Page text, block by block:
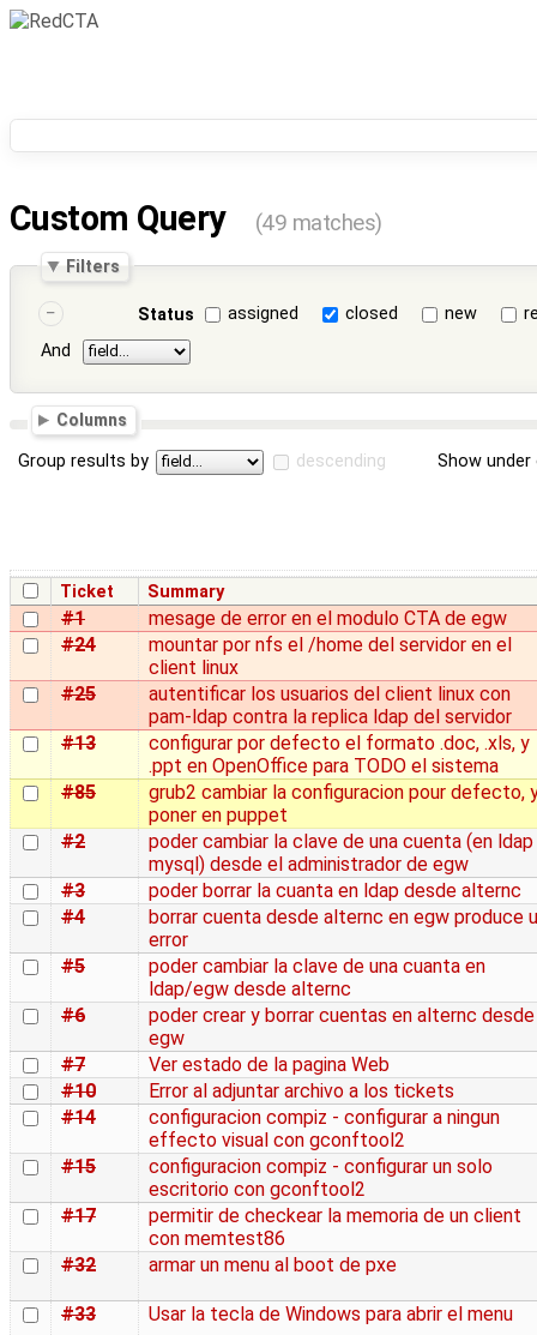
Custom Query (49 matches)
Filters
Status assigned closed new
And
Columns
Group results by descending Show
Ticket Summary
#1
mesage de error en el modulo CTA de egw
#24
mountar por nfs el /home del servidor en el
client linux
#25
autentificar los usuarios del client linux con
pam-ldap contra la replica ldap del servidor
#13
configurar por defecto el formato .doc, .xls, y
.ppt en OpenOffice para TODO el sistema
#85
grub2 cambiar la configuracion pour defecto,
poner en puppet
#2
poder cambiar la clave de una cuenta (en ldap
mysql) desde el administrador de egw
#3
poder borrar la cuanta en ldap desde alternc
#4
borrar cuenta desde alternc en egw produce
error
#5
poder cambiar la clave de una cuanta en
ldap/egw desde alternc
#6
poder crear y borrar cuentas en alternc desde
egw
#7
Ver estado de la pagina Web
#10
Error al adjuntar archivo a los tickets
#14
configuracion compiz - configurar a ningun
effecto visual con gconftool2
#15
configuracion compiz - configurar un solo
escritorio con gconftool2
#17
permitir de checkear la memoria de un client
con memtest86
#32
armar un menu al boot de pxe
#33 Usar la tecla de Windows para abrir el menu